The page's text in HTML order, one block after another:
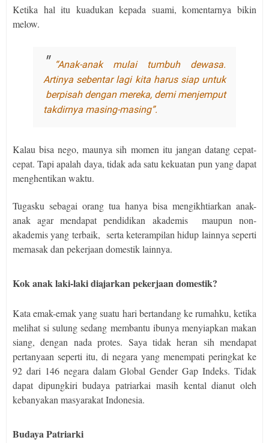
Ketika hal itu kuadukan kepada suami, komentarnya bikin
melow.
“Anak-anak mulai tumbuh dewasa.
Artinya sebentar lagi kita harus siap untuk
berpisah dengan mereka, demi menjemput
takdirnya masing-masing”.
Kalau bisa nego, maunya sih momen itu jangan datang cepat-
cepat. Tapi apalah daya, tidak ada satu kekuatan pun yang dapat
menghentikan waktu.
Tugasku sebagai orang tua hanya bisa mengikhtiarkan anak-
anak agar mendapat pendidikan akademis
maupun non-
akademis yang terbaik, serta keterampilan hidup lainnya seperti
memasak dan pekerjaan domestik lainnya.
Kok anak laki-laki diajarkan pekerjaan domestik?
Kata emak-emak yang suatu hari bertandang ke rumahku, ketika
melihat si sulung sedang membantu ibunya menyiapkan makan
siang, dengan nada protes. Saya tidak heran sih mendapat
pertanyaan seperti itu, di negara yang menempati peringkat ke
92 dari 146 negara dalam Global Gender Gap Indeks. Tidak
dapat dipungkiri budaya patriarkai masih kental dianut oleh
kebanyakan masyarakat Indonesia.
Budaya Patriarki